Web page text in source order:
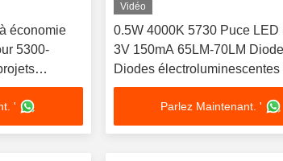
économie
5300-
intérieur
'
Vidéo
0.5W 4000K 5730 Puce LED
3V 150mA 65LM-70LM
Diodes électroluminescentes
Parlez Maintenant. '